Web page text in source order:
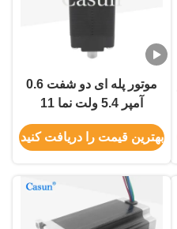
موتور پله ای دو شفت 0.6
آمپر 5.4 ولت نما 11
28x28x38 میلی متر برای
ماشین پزشکی
بهترین قیمت را دریافت کنید